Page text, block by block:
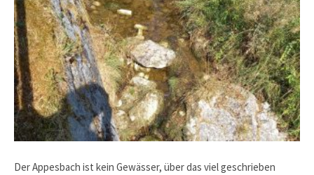
Der Appesbach ist kein Gewässer, über das viel geschrieben